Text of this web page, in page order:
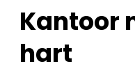
Kantoor
hart